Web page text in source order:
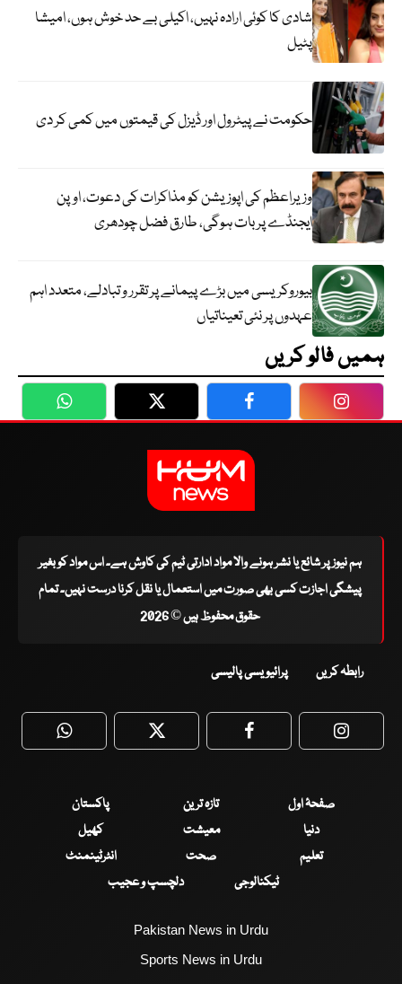
شادی کا کوئی ارادہ نہیں، اکیلی بے حد خوش ہوں، امیشا
پٹیل
حکومت نے پیٹرول اور ڈیزل کی قیمتوں میں کمی کر دی
وزیراعظم کی اپوزیشن کو مذاکرات کی دعوت، اوپن
ایجنڈے پر بات ہوگی، طارق فضل چودھری
بیوروکریسی میں بڑے پیمانے پر تقرر و تبادلے، متعدد اہم
عہدوں پر نئی تعیناتیاں
ہمیں فالو کریں
WhatsApp Twitter Facebook
ہم نیوز پر شائع یا نشر ہونے والا مواد ادارتی ٹیم کی کاوش ہے۔ اس مواد کو بغیر
پیشگی اجازت کسی بھی صورت میں استعمال یا نقل کرنا درست نہیں۔ تمام
حقوق محفوظ ہیں © 2026
رابطہ کریں پرائیویسی پالیسی
WhatsApp Twitter Facebook
صفحۂ اول تازہ ترین
پاکستان
دنیا
معیشت
کھیل
تعلیم
صحت
انٹرٹینمنٹ
ٹیکنالوجی
دلچسپ و عجیب
Pakistan News in Urdu
Sports News in Urdu